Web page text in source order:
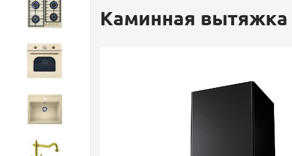
Варочные панели
Каминная вытяжка